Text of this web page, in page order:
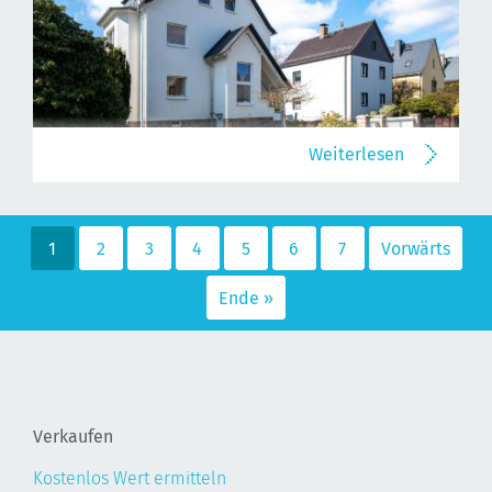
Weiterlesen
1 2 3 4 5 6 7 Vorwärts
Ende »
Verkaufen
Kostenlos Wert ermitteln